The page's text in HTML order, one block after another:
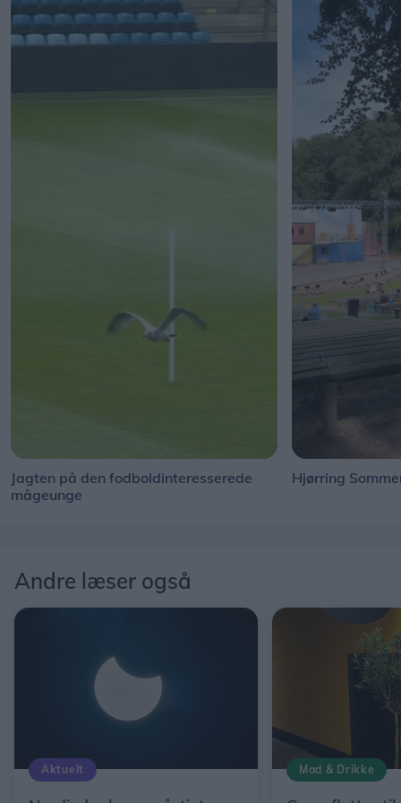
Jagten på den fodboldinteresserede
mågeunge
Hjørring
Andre læser også
Aktuelt Mad & Drikke